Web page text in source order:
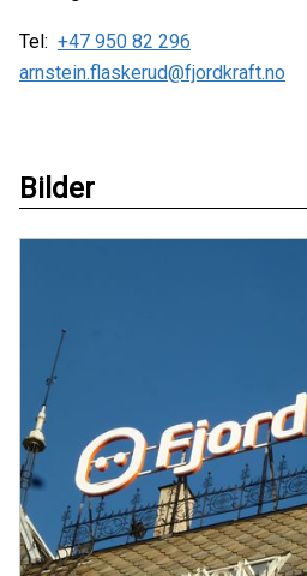
Tel: +47 950 82 296
arnstein.flaskerud@fjordkraft.no
Bilder